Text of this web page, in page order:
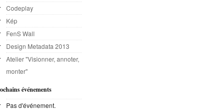
Codeplay
Kép
FenS Wall
Design Metadata 2013
Atelier "Visionner, annoter,
monter"
événements
Pas d'événement.